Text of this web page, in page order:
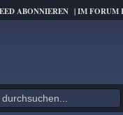
ABONNIEREN |IM FORUM